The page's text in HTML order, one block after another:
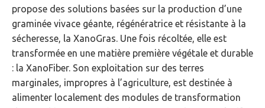
propose des solutions basées sur la production d’une
graminée vivace géante, régénératrice et résistante à la
sécheresse, la XanoGras. Une fois récoltée, elle est
transformée en une matière première végétale et durable
: la XanoFiber. Son exploitation sur des terres
marginales, impropres à l’agriculture, est destinée à
alimenter localement des modules de transformation